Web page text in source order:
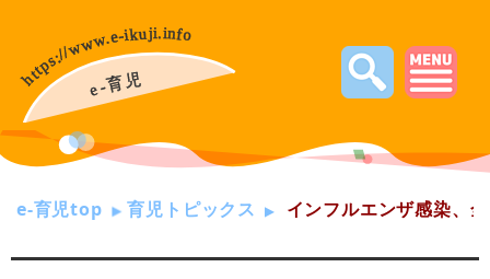
e-育児top 育児トピックス インフルエンザ感染、